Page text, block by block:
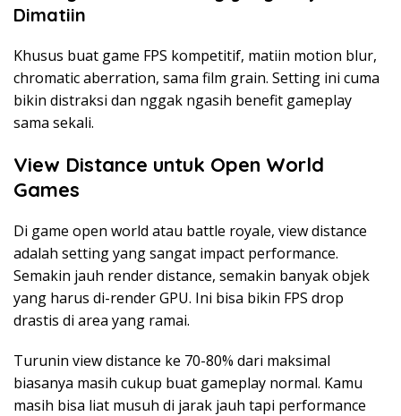
Dimatiin
Khusus buat game FPS kompetitif, matiin motion blur,
chromatic aberration, sama film grain. Setting ini cuma
bikin distraksi dan nggak ngasih benefit gameplay
sama sekali.
View Distance untuk Open World
Games
Di game open world atau battle royale, view distance
adalah setting yang sangat impact performance.
Semakin jauh render distance, semakin banyak objek
yang harus di-render GPU. Ini bisa bikin FPS drop
drastis di area yang ramai.
Turunin view distance ke 70-80% dari maksimal
biasanya masih cukup buat gameplay normal. Kamu
masih bisa liat musuh di jarak jauh tapi performance